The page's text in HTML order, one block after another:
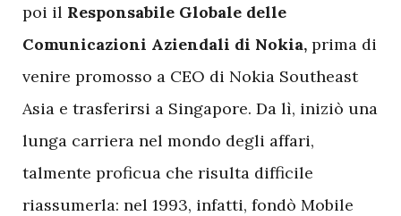
poi il Responsabile Globale delle
Comunicazioni Aziendali di Nokia, prima di
venire promosso a CEO di Nokia Southeast
Asia e trasferirsi a Singapore. Da lì, iniziò una
lunga carriera nel mondo degli affari,
talmente proficua che risulta difficile
riassumerla: nel 1993, infatti, fondò Mobile